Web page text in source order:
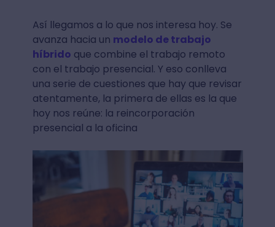
Así llegamos a lo que nos interesa hoy. Se
avanza hacia un modelo de trabajo
híbrido que combine el trabajo remoto
con el trabajo presencial. Y eso conlleva
una serie de cuestiones que hay que revisar
atentamente, la primera de ellas es la que
hoy nos reúne: la reincorporación
presencial a la oficina